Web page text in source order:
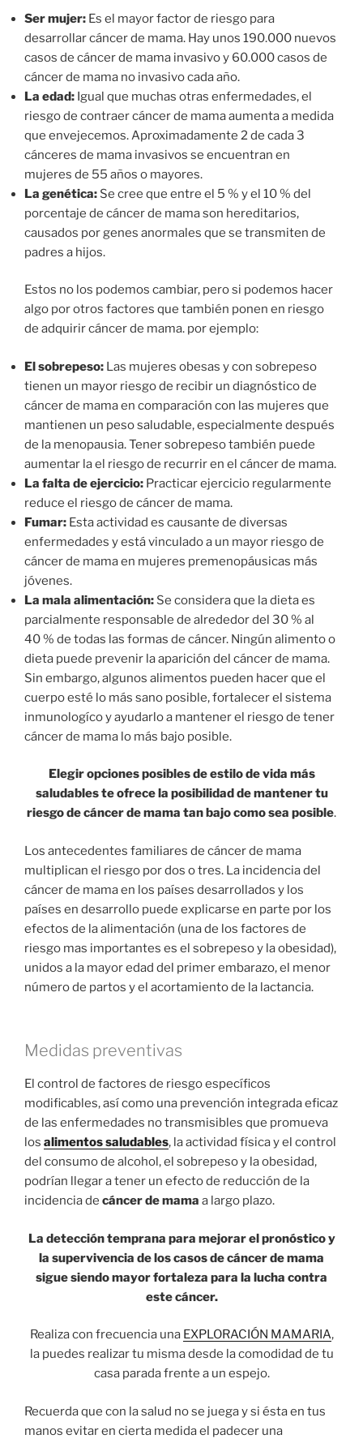
Ser mujer: Es el mayor factor de riesgo para
desarrollar cáncer de mama. Hay unos 190.000 nuevos
casos de cáncer de mama invasivo y 60.000 casos de
cáncer de mama no invasivo cada año.
La edad: Igual que muchas otras enfermedades, el
riesgo de contraer cáncer de mama aumenta a medida
que envejecemos. Aproximadamente 2 de cada 3
cánceres de mama invasivos se encuentran en
mujeres de 55 años o mayores.
La genética: Se cree que entre el 5 % y el 10 % del
porcentaje de cáncer de mama son hereditarios,
causados por genes anormales que se transmiten de
padres a hijos.
Estos no los podemos cambiar, pero si podemos hacer
algo por otros factores que también ponen en riesgo
de adquirir cáncer de mama. por ejemplo:
El sobrepeso: Las mujeres obesas y con sobrepeso
tienen un mayor riesgo de recibir un diagnóstico de
cáncer de mama en comparación con las mujeres que
mantienen un peso saludable, especialmente después
de la menopausia. Tener sobrepeso también puede
aumentar la el riesgo de recurrir en el cáncer de mama.
La falta de ejercicio: Practicar ejercicio regularmente
reduce el riesgo de cáncer de mama.
Fumar: Esta actividad es causante de diversas
enfermedades y está vinculado a un mayor riesgo de
cáncer de mama en mujeres premenopáusicas más
jóvenes.
La mala alimentación: Se considera que la dieta es
parcialmente responsable de alrededor del 30 % al
40 % de todas las formas de cáncer. Ningún alimento o
dieta puede prevenir la aparición del cáncer de mama.
Sin embargo, algunos alimentos pueden hacer que el
cuerpo esté lo más sano posible, fortalecer el sistema
inmunologíco y ayudarlo a mantener el riesgo de tener
cáncer de mama lo más bajo posible.
Elegir opciones posibles de estilo de vida más
saludables te ofrece la posibilidad de mantener tu
riesgo de cáncer de mama tan bajo como sea posible.
Los antecedentes familiares de cáncer de mama
multiplican el riesgo por dos o tres. La incidencia del
cáncer de mama en los países desarrollados y los
países en desarrollo puede explicarse en parte por los
efectos de la alimentación (una de los factores de
riesgo mas importantes es el sobrepeso y la obesidad),
unidos a la mayor edad del primer embarazo, el menor
número de partos y el acortamiento de la lactancia.
Medidas preventivas
El control de factores de riesgo específicos
modificables, así como una prevención integrada eficaz
de las enfermedades no transmisibles que promueva
los alimentos saludables, la actividad física y el control
del consumo de alcohol, el sobrepeso y la obesidad,
podrían llegar a tener un efecto de reducción de la
incidencia de cáncer de mama a largo plazo.
La detección temprana para mejorar el pronóstico y
la supervivencia de los casos de cáncer de mama
sigue siendo mayor fortaleza para la lucha contra
este cáncer.
Realiza con frecuencia una EXPLORACIÓN MAMARIA,
la puedes realizar tu misma desde la comodidad de tu
casa parada frente a un espejo.
Recuerda que con la salud no se juega y si ésta en tus
manos evitar en cierta medida el padecer una